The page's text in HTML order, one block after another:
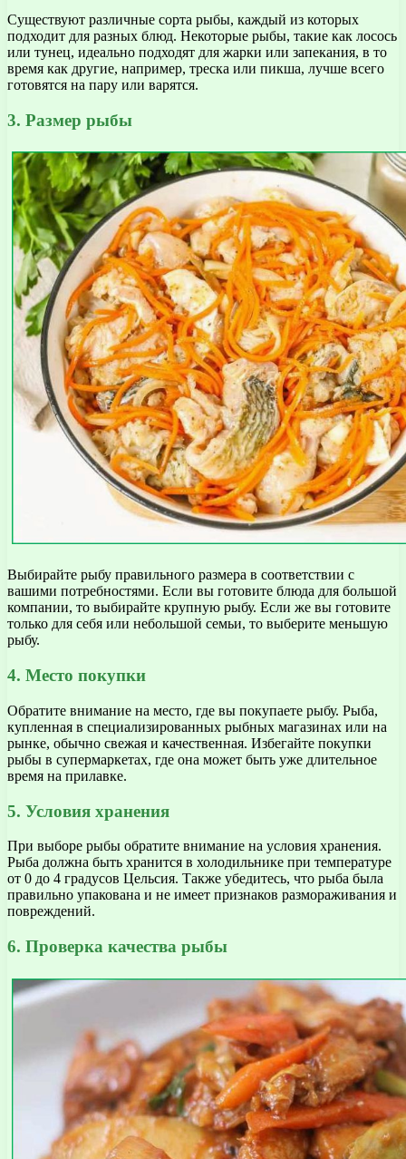
Существуют различные сорта рыбы, каждый из которых
подходит для разных блюд. Некоторые рыбы, такие как лосось
или тунец, идеально подходят для жарки или запекания, в то
время как другие, например, треска или пикша, лучше всего
готовятся на пару или варятся.
3. Размер рыбы
Выбирайте рыбу правильного размера в соответствии с
вашими потребностями. Если вы готовите блюда для большой
компании, то выбирайте крупную рыбу. Если же вы готовите
только для себя или небольшой семьи, то выберите меньшую
рыбу.
4. Место покупки
Обратите внимание на место, где вы покупаете рыбу. Рыба,
купленная в специализированных рыбных магазинах или на
рынке, обычно свежая и качественная. Избегайте покупки
рыбы в супермаркетах, где она может быть уже длительное
время на прилавке.
5. Условия хранения
При выборе рыбы обратите внимание на условия хранения.
Рыба должна быть хранится в холодильнике при температуре
от 0 до 4 градусов Цельсия. Также убедитесь, что рыба была
правильно упакована и не имеет признаков размораживания и
повреждений.
6. Проверка качества рыбы